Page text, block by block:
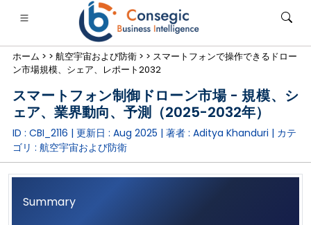
・金融・保険• 消費財 • エネルギーと電力• 食品・飲料
• ケーススタディ
ホーム > > 航空宇宙および防衛 > > スマートフォンで操作できるドロー
ン市場規模、シェア、レポート2032
スマートフォン制御ドローン市場 - 規模、シ
ェア、業界動向、予測（2025-2032年）
ID : CBI_2116 | 更新日 : Aug 2025 | 著者 : Aditya Khanduri | カテ
ゴリ : 航空宇宙および防衛
Summary